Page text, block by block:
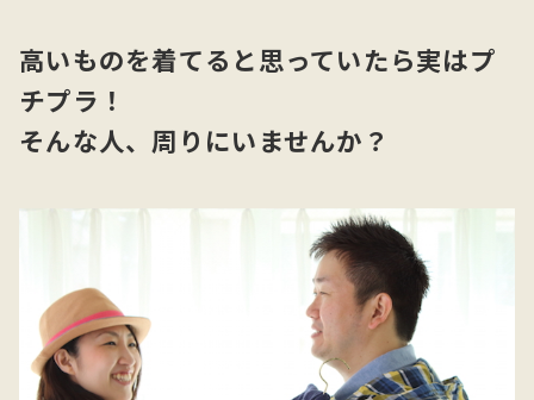
高いものを着てると思っていたら実はプ
チプラ！
そんな人、周りにいませんか？